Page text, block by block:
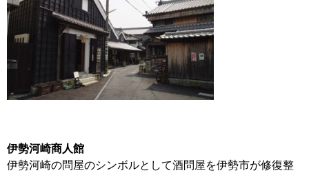
伊勢河崎商人館
伊勢河崎の問屋のシンボルとして酒問屋を伊勢市が修復整